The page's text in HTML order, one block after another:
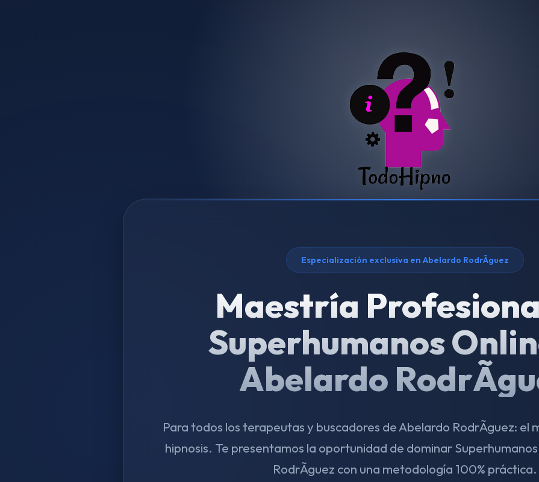
Especialización exclusiva en Abelardo RodrÃ­guez
Maestría
Superhumanos
Abelardo
Para todos los terapeutas y buscadores de Abelardo RodrÃ­guez: el
hipnosis. Te presentamos la oportunidad de dominar
RodrÃ­guez con una metodología 100% práctica.